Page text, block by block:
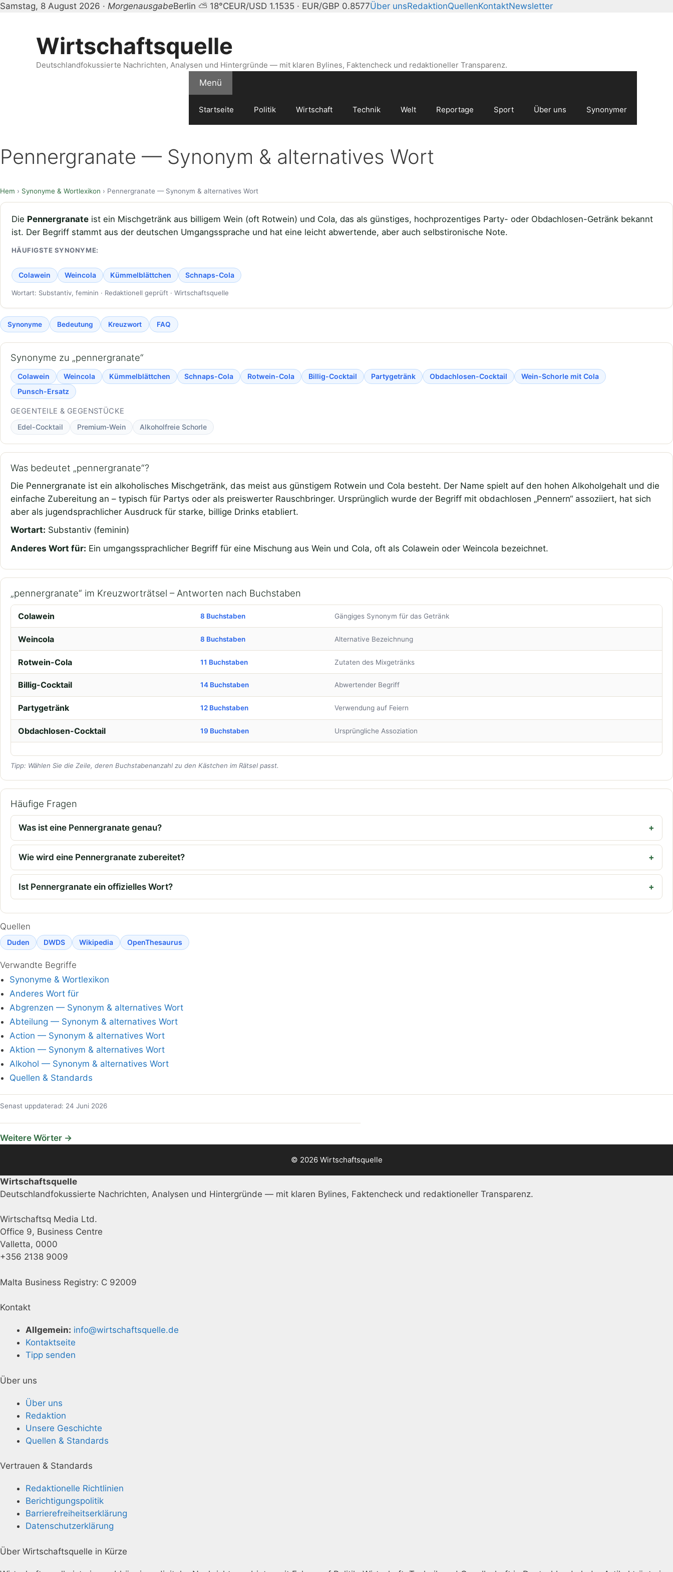
Samstag, 8 August 2026 · MorgenausgabeBerlin ⛅ 18°CEUR/USD 1.1535 · EUR/GBP 0.8577Über unsRedaktionQuellenKontaktNewsletter
Wirtschaftsquelle
Deutschlandfokussierte Nachrichten, Analysen und Hintergründe — mit klaren Bylines, Faktencheck und redaktioneller Transparenz.
Menü
Startseite Politik Wirtschaft Technik Welt Reportage Sport Über uns Synonymer
Pennergranate — Synonym & alternatives Wort
Hem › Synonyme & Wortlexikon › Pennergranate — Synonym & alternatives Wort
Die Pennergranateist ein Mischgetränk aus billigem Wein (oft Rotwein) und Cola, das als günstiges, hochprozentiges Party- oder Obdachlosen-Getränk bekannt
ist. Der Begriff stammt aus der deutschen Umgangssprache und hat eine leicht abwertende, aber auch selbstironische Note.
HÄUFIGSTE SYNONYME:
Colawein Weincola Kümmelblättchen Schnaps-Cola
Wortart: Substantiv, feminin · Redaktionell geprüft · Wirtschaftsquelle
Synonyme Bedeutung Kreuzwort FAQ
Synonyme zu „pennergranate“
Colawein Weincola Kümmelblättchen Schnaps-Cola Rotwein-Cola Billig-Cocktail Partygetränk Obdachlosen-Cocktail
Wein-Schorle mit Cola
Punsch-Ersatz
GEGENTEILE & GEGENSTÜCKE
Edel-Cocktail Premium-Wein Alkoholfreie Schorle
Was bedeutet „pennergranate“?
Die Pennergranate ist ein alkoholisches Mischgetränk, das meist aus günstigem Rotwein und Cola besteht. Der Name spielt auf den hohen Alkoholgehalt und die
einfache Zubereitung an – typisch für Partys oder als preiswerter Rauschbringer. Ursprünglich wurde der Begriff mit obdachlosen „Pennern“ assoziiert, hat sich
aber als jugendsprachlicher Ausdruck für starke, billige Drinks etabliert.
Wortart: Substantiv (feminin)
Anderes Wort für: Ein umgangssprachlicher Begriff für eine Mischung aus Wein und Cola, oft als Colawein oder Weincola bezeichnet.
„pennergranate“ im Kreuzworträtsel – Antworten nach Buchstaben
Colawein 8 Buchstaben Gängiges Synonym für das Getränk
Weincola 8 Buchstaben Alternative Bezeichnung
Rotwein-Cola 11 Buchstaben Zutaten des Mixgetränks
Billig-Cocktail 14 Buchstaben Abwertender Begriff
Partygetränk 12 Buchstaben Verwendung auf Feiern
Obdachlosen-Cocktail 19 Buchstaben Ursprüngliche Assoziation
Tipp: Wählen Sie die Zeile, deren Buchstabenanzahl zu den Kästchen im Rätsel passt.
Häufige Fragen
Was ist eine Pennergranate genau?
Wie wird eine Pennergranate zubereitet?
Ist Pennergranate ein offizielles Wort?
Quellen
Duden DWDS Wikipedia OpenThesaurus
Verwandte Begriffe
Synonyme & Wortlexikon
Anderes Wort für
Abgrenzen — Synonym & alternatives Wort
Abteilung — Synonym & alternatives Wort
Action — Synonym & alternatives Wort
Aktion — Synonym & alternatives Wort
Alkohol — Synonym & alternatives Wort
Quellen & Standards
Senast uppdaterad: 24 Juni 2026
Weitere Wörter →
© 2026 Wirtschaftsquelle
Wirtschaftsquelle
Deutschlandfokussierte Nachrichten, Analysen und Hintergründe — mit klaren Bylines, Faktencheck und redaktioneller Transparenz.
Wirtschaftsq Media Ltd.
Office 9, Business Centre
Valletta, 0000
+356 2138 9009
Malta Business Registry: C 92009
Kontakt
Allgemein: info@wirtschaftsquelle.de
Kontaktseite
Tipp senden
Über uns
Über uns
Redaktion
Unsere Geschichte
Quellen & Standards
Vertrauen & Standards
Redaktionelle Richtlinien
Berichtigungspolitik
Barrierefreiheitserklärung
Datenschutzerklärung
Über Wirtschaftsquelle in Kürze